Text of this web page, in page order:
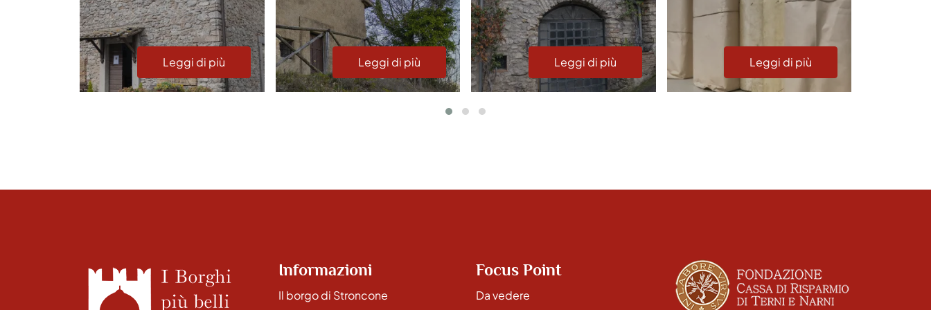
Leggi di più Leggi di più Leggi di più Leggi di più
Informazioni
Il borgo di Stroncone
Focus Point
Da vedere